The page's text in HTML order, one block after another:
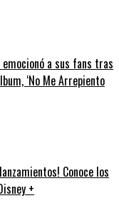
emocionó a sus fans tras
‘No Me Arrepiento
Conoce los
+